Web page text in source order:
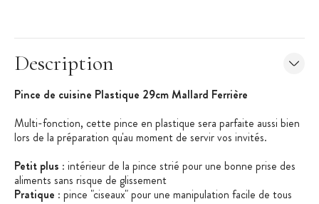
Description
Pince de cuisine Plastique 29cm Mallard Ferrière
Multi-fonction, cette pince en plastique sera parfaite aussi bien
lors de la préparation qu'au moment de servir vos invités.
Petit plus : intérieur de la pince strié pour une bonne prise des
aliments sans risque de glissement
Pratique : pince "ciseaux" pour une manipulation facile de tous